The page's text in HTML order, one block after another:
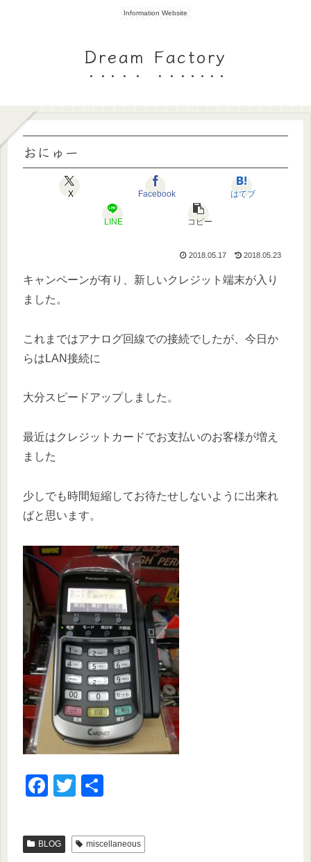
Information Website
Dream Factory
おにゅー
X Facebook はてブ
LINE コピー
2018.05.17 2018.05.23
キャンペーンが有り、新しいクレジット端末が入り
ました。
これまではアナログ回線での接続でしたが、今日か
らはLAN接続に
大分スピードアップしました。
最近はクレジットカードでお支払いのお客様が増え
ました
少しでも時間短縮してお待たせしないように出来れ
ばと思います。
F
c
e
T
tt
er
BLOG miscellaneous